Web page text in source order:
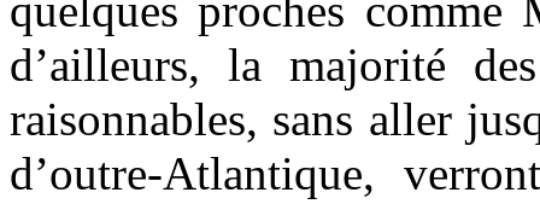
d’ailleurs, la majorité
raisonnables, sans aller
d’outre-Atlantique,